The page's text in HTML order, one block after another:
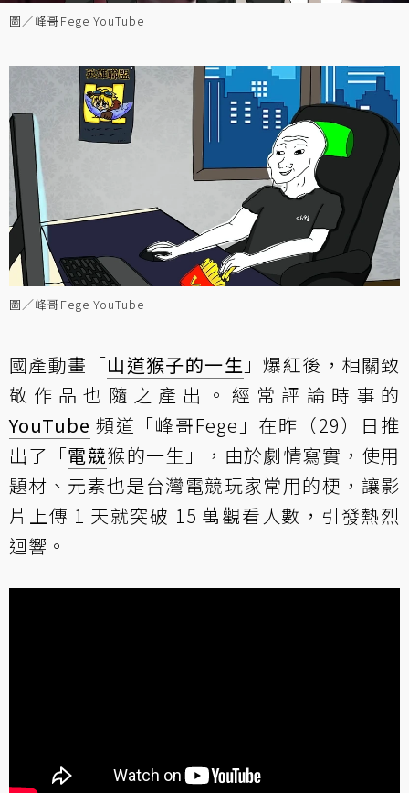
圖／峰哥Fege YouTube
圖／峰哥Fege YouTube
國產動畫「山道猴子的一生 」爆紅後，相關致
敬作品也隨之產出。經常評論時事的
YouTube 頻道「峰哥Fege」在昨（29）日推
出了「電競猴的一生」，由於劇情寫實，使用
題材、元素也是台灣電競玩家常用的梗，讓影
片上傳 1 天就突破 15 萬觀看人數，引發熱烈
迴響。